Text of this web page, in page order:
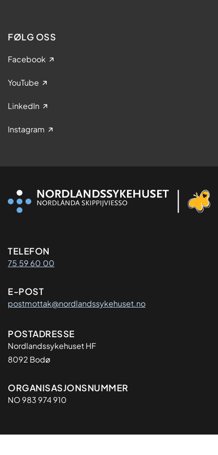
FØLG OSS
Facebook
YouTube
LinkedIn
Instagram
Kontaktinformasjon
TELEFON
75 59 60 00
E-POST
postmottak@nordlandssykehuset.no
Adresse
POSTADRESSE
Nordlandssykehuset HF
8092 Bodø
Organisasjon
ORGANISASJONSNUMMER
NO 983 974 910